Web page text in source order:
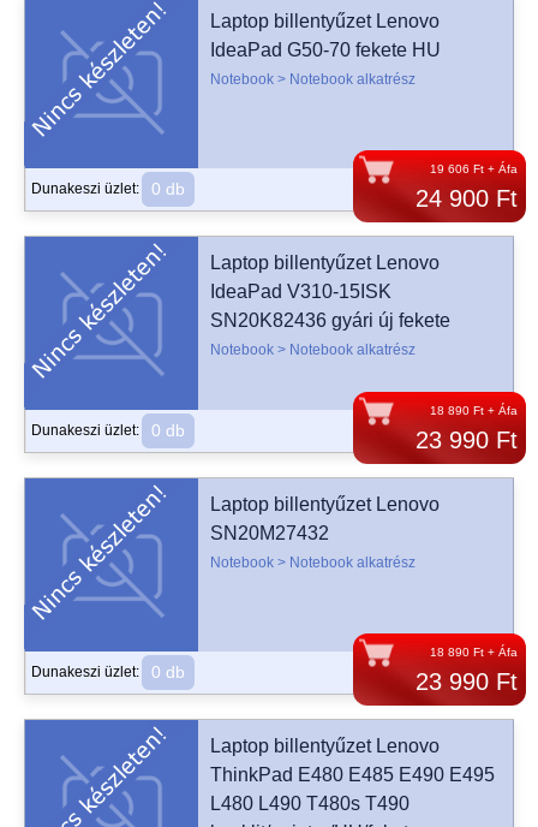
19 606 Ft + Áfa
24 900 Ft
Laptop billentyűzet Lenovo
IdeaPad G50-70 fekete HU
Notebook > Notebook alkatrész
Dunakeszi üzlet: 0 db
18 890 Ft + Áfa
23 990 Ft
Laptop billentyűzet Lenovo
IdeaPad V310-15ISK
SN20K82436 gyári új fekete
Notebook > Notebook alkatrész
Dunakeszi üzlet: 0 db
18 890 Ft + Áfa
23 990 Ft
Laptop billentyűzet Lenovo
SN20M27432
Notebook > Notebook alkatrész
Dunakeszi üzlet: 0 db
Laptop billentyűzet Lenovo
ThinkPad E480 E485 E490 E495
L480 L490 T480s T490